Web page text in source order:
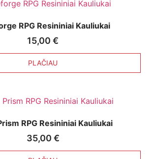
RPG Resininiai Kauliukai
15,00 €
PLAČIAU
RPG Resininiai Kauliukai
35,00 €